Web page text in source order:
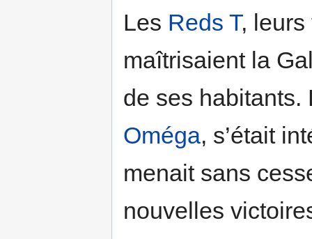
Les Reds T, leurs
maîtrisaient la
de ses habitants.
Oméga, s’était
menait sans
nouvelles